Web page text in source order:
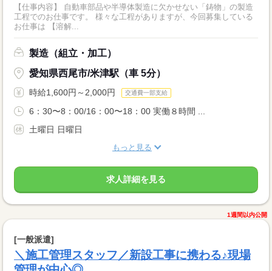
【仕事内容】 自動車部品や半導体製造に欠かせない「鋳物」の製造
工程でのお仕事です。 様々な工程がありますが、今回募集している
お仕事は 【溶解...
製造（組立・加工）
愛知県西尾市/米津駅（車 5分）
時給1,600円～2,000円 交通費一部支給
6：30〜8：00/16：00〜18：00 実働８時間 ...
土曜日 日曜日
もっと見る
求人詳細を見る
1週間以内公開
[一般派遣]
＼施工管理スタッフ／新設工事に携わる♪現場